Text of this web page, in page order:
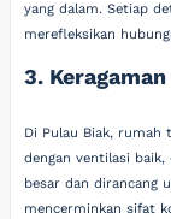
yang dalam. Setiap
merefleksikan
3.
Di Pulau Biak, rumah
dengan ventilasi baik,
besar dan dirancang
mencerminkan sifat